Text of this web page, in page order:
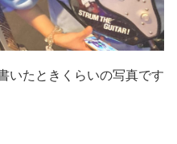
いたときくらいの写真です